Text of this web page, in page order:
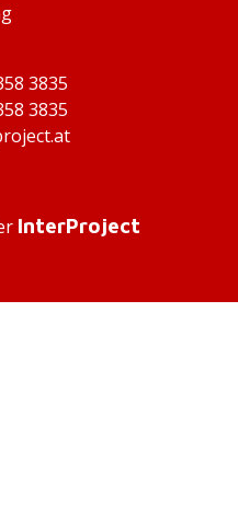
3835
3835
InterProject